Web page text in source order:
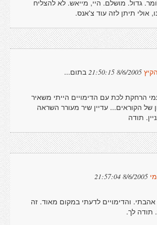
גדול. מושלם. היי, מייאש. לא להצליח
אולי תיתן לזה עוד צ'אנס.
8/6/2005 21:50:15 בתום...
הרחקת לכת עם הדימויים הייתי משאיר
של הקוראים... עדיין שיר מעורר השראה
תודה
8/6/2005 21:57:04
והדימויים לדעתי במקום מאוד. זה
תודה לך.